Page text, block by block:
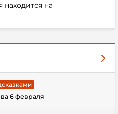
на
6 февраля